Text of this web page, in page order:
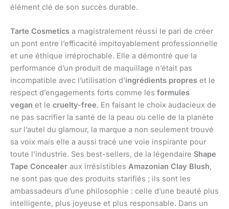
élément clé de son succès durable.
Tarte Cosmetics a magistralement réussi le pari de créer
un pont entre l’efficacité impitoyablement professionnelle
et une éthique irréprochable. Elle a démontré que la
performance d’un produit de maquillage n’était pas
incompatible avec l’utilisation d’ingrédients propres et le
respect d’engagements forts comme les formules
vegan et le cruelty-free. En faisant le choix audacieux de
ne pas sacrifier la santé de la peau ou celle de la planète
sur l’autel du glamour, la marque a non seulement trouvé
sa voix mais elle a aussi tracé une voie inspirante pour
toute l’industrie. Ses best-sellers, de la légendaire Shape
Tape Concealer aux irrésistibles Amazonian Clay Blush,
ne sont pas que des produits starifiés ; ils sont les
ambassadeurs d’une philosophie : celle d’une beauté plus
intelligente, plus joyeuse et plus responsable. Dans un